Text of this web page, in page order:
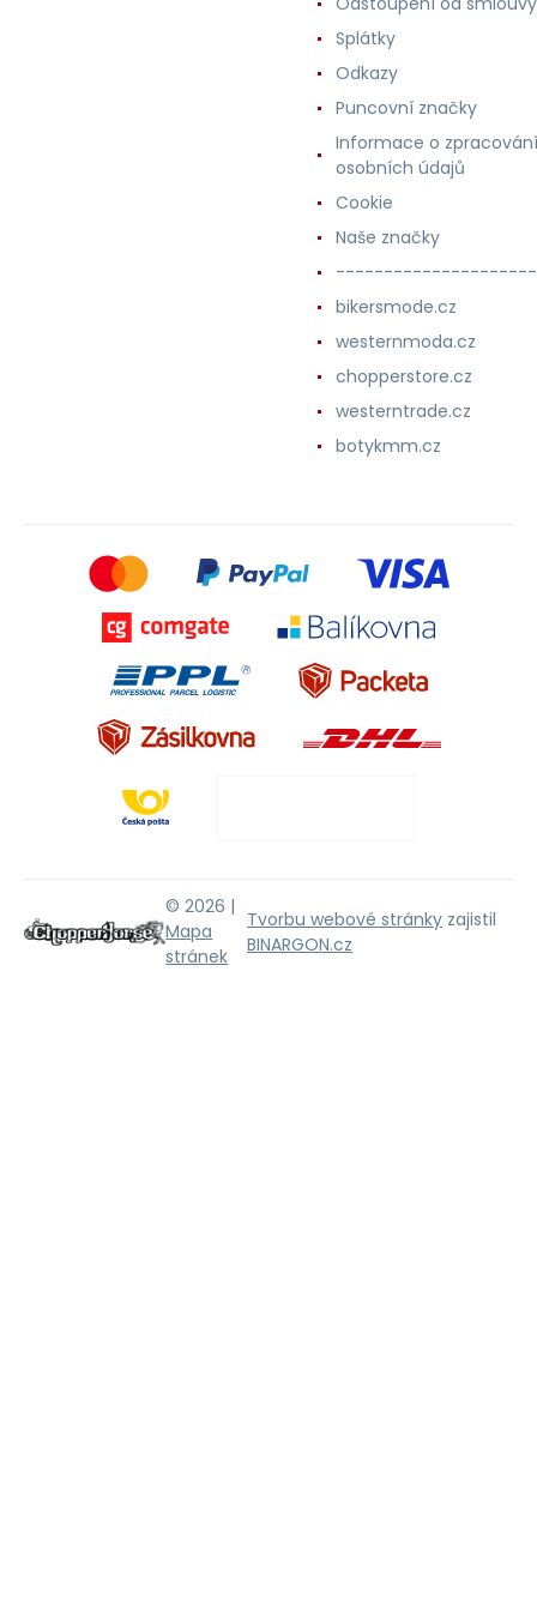
Splátky
Odkazy
Puncovní značky
Informace o zpracování
osobních údajů
Cookie
Naše značky
bikersmode.cz
westernmoda.cz
chopperstore.cz
westerntrade.cz
botykmm.cz
© 2026 |
Mapa
stránek
Tvorbu webové stránky zajistil
BINARGON.cz